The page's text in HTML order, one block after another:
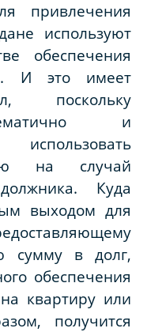
привлечения
используют
обеспечения
И это имеет
поскольку
и
использовать
на случай
Куда
выходом для
сумму в долг,
обеспечения
квартиру или
получится